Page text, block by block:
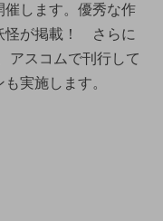
催します。優秀な作
怪が掲載！ さらに
アスコムで刊行して
実施します。